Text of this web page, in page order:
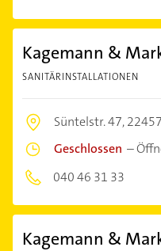
Kagemann &
SANITÄRINSTALLATIONEN
Süntelstr. 47,
Geschlossen –
040 46 31 33
Kagemann &